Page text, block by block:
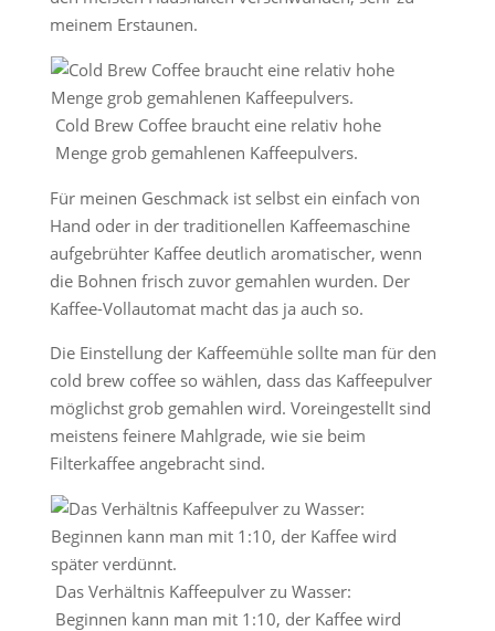
meinem Erstaunen.
Cold Brew Coffee braucht eine relativ hohe
Menge grob gemahlenen Kaffeepulvers.
Für meinen Geschmack ist selbst ein einfach von
Hand oder in der traditionellen Kaffeemaschine
aufgebrühter Kaffee deutlich aromatischer, wenn
die Bohnen frisch zuvor gemahlen wurden. Der
Kaffee-Vollautomat macht das ja auch so.
Die Einstellung der Kaffeemühle sollte man für den
cold brew coffee so wählen, dass das Kaffeepulver
möglichst grob gemahlen wird. Voreingestellt sind
meistens feinere Mahlgrade, wie sie beim
Filterkaffee angebracht sind.
Das Verhältnis Kaffeepulver zu Wasser:
Beginnen kann man mit 1:10, der Kaffee wird